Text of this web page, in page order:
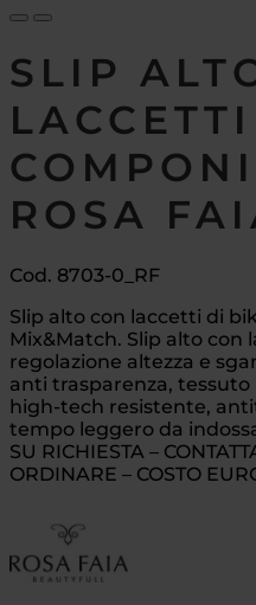
SLIP
ROSA
Cod. 8703-0_RF
Slip alto con laccetti di
Mix&Match. Slip alto con
regolazione altezza e
anti trasparenza,
high-tech resistente,
tempo leggero da
SU RICHIESTA –
ORDINARE – COSTO